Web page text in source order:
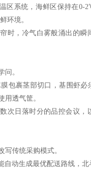
区系统，海鲜区保持在0-
环境。
时，冷气白雾般涌出的瞬
问。
包裹茎部切口，基围虾必
用透气筐。
次日落时分的品控会议，
写传统采购模式。
自动生成最优配送路线，